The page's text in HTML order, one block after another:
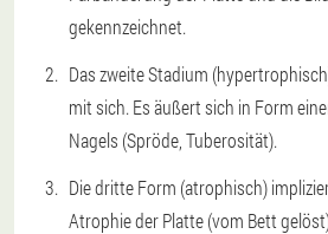
gekennzeichnet.
Das zweite Stadium
mit sich. Es äußert sich in Form
Nagels (Spröde, Tuberosität).
Die dritte Form (atrophisch)
Atrophie der Platte (vom Bett